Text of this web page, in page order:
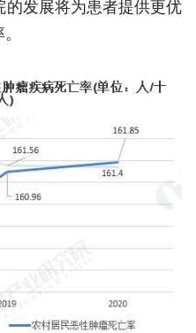
的发展将为患者提供更优